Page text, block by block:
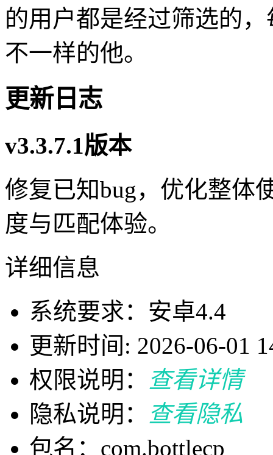
的用户都是经过筛选的
不一样的他。
更新日志
v3.3.7.1版本
修复已知bug，优化整体
度与匹配体验。
详细信息
系统要求：安卓4.4
更新时间: 2026-06-01
权限说明：
查看详情
隐私说明：
查看隐私
包名：com.bottlecp